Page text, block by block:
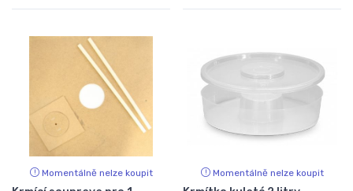
Momentálně nelze koupit Momentálně nelze koupit